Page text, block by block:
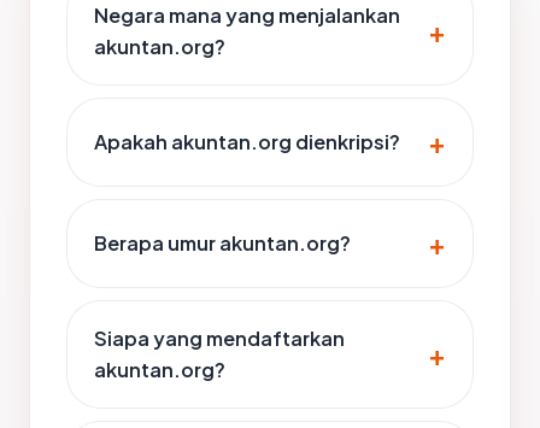
Negara mana yang menjalankan
akuntan.org?
Apakah akuntan.org dienkripsi?
Berapa umur akuntan.org?
Siapa yang mendaftarkan
akuntan.org?